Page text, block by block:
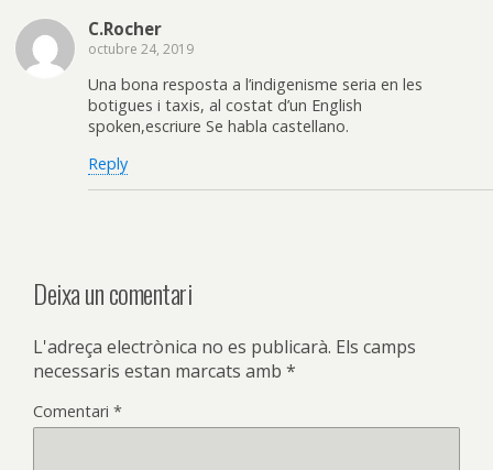
C.Rocher
octubre 24, 2019
Una bona resposta a l’indigenisme seria en les
botigues i taxis, al costat d’un English
spoken,escriure Se habla castellano.
Reply
Deixa un comentari
L'adreça electrònica no es publicarà. Els camps
necessaris estan marcats amb *
Comentari *